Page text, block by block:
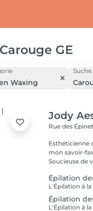
Carouge GE
Waxing
Jody
Rue des
Esthéticienne
mon savoir-
Soucieuse de
Épilation
Épilation